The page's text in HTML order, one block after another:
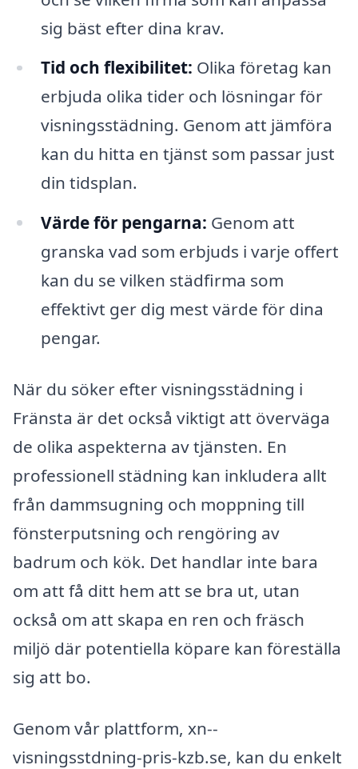
sig bäst efter dina krav.
Tid och flexibilitet: Olika företag kan
erbjuda olika tider och lösningar för
visningsstädning. Genom att jämföra
kan du hitta en tjänst som passar just
din tidsplan.
Värde för pengarna: Genom att
granska vad som erbjuds i varje offert
kan du se vilken städfirma som
effektivt ger dig mest värde för dina
pengar.
När du söker efter visningsstädning i
Fränsta är det också viktigt att överväga
de olika aspekterna av tjänsten. En
professionell städning kan inkludera allt
från dammsugning och moppning till
fönsterputsning och rengöring av
badrum och kök. Det handlar inte bara
om att få ditt hem att se bra ut, utan
också om att skapa en ren och fräsch
miljö där potentiella köpare kan föreställa
sig att bo.
Genom vår plattform, xn--
visningsstdning-pris-kzb.se, kan du enkelt